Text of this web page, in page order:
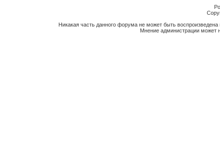
Никакая часть данного форума не может быть
Мнение администрации может